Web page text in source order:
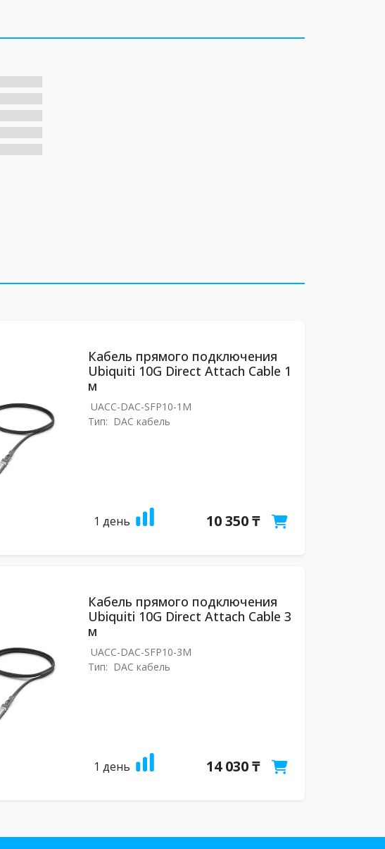
Кабель прямого подключения
Ubiquiti 10G Direct Attach Cable 1
м
UACC-DAC-SFP10-1M
Тип: DAC кабель
1 день 10 350 ₸
Кабель прямого подключения
Ubiquiti 10G Direct Attach Cable 3
м
UACC-DAC-SFP10-3M
Тип: DAC кабель
1 день 14 030 ₸